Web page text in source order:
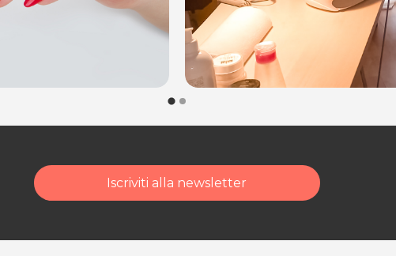
Iscriviti alla newsletter